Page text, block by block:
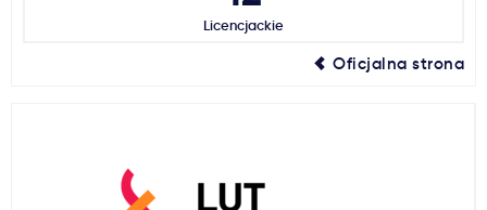
Licencjackie
Oficjalna strona